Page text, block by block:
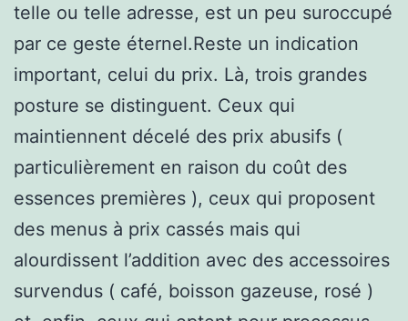
telle ou telle adresse, est un peu suroccupé
par ce geste éternel.Reste un indication
important, celui du prix. Là, trois grandes
posture se distinguent. Ceux qui
maintiennent décelé des prix abusifs (
particulièrement en raison du coût des
essences premières ), ceux qui proposent
des menus à prix cassés mais qui
alourdissent l’addition avec des accessoires
survendus ( café, boisson gazeuse, rosé )